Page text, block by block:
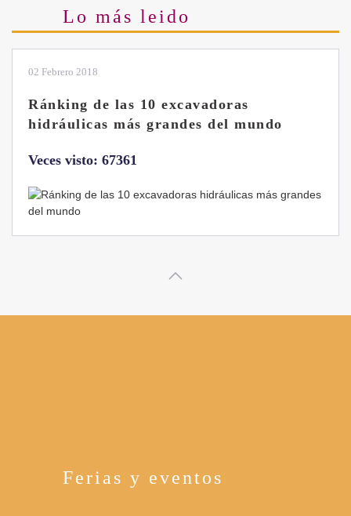
Lo más leido
28 Enero 2019
Las ventajas de la excavadora Yanmar
B7 Sigma-6
Veces visto: 32213
Ferias y eventos